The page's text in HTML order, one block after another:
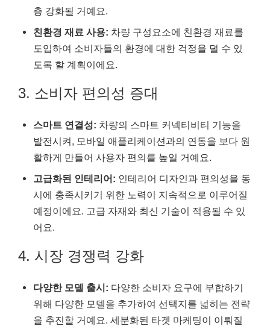
층 강화될 거예요.
친환경 재료 사용: 차량 구성요소에 친환경 재료를
도입하여 소비자들의 환경에 대한 걱정을 덜 수 있
도록 할 계획이에요.
3. 소비자 편의성 증대
스마트 연결성: 차량의 스마트 커넥티비티 기능을
발전시켜, 모바일 애플리케이션과의 연동을 보다 원
활하게 만들어 사용자 편의를 높일 거예요.
고급화된 인테리어: 인테리어 디자인과 편의성을 동
시에 충족시키기 위한 노력이 지속적으로 이루어질
예정이에요. 고급 자재와 최신 기술이 적용될 수 있
어요.
4. 시장 경쟁력 강화
다양한 모델 출시: 다양한 소비자 요구에 부합하기
위해 다양한 모델을 추가하여 선택지를 넓히는 전략
을 추진할 거예요. 세분화된 타겟 마케팅이 이뤄질